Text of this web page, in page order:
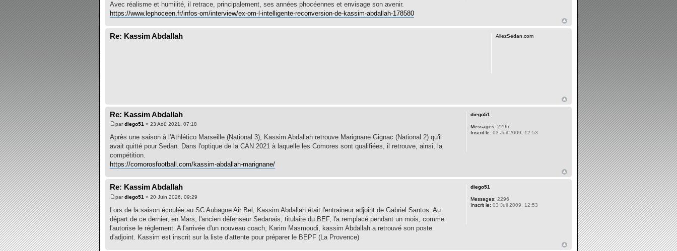
Avec réalisme et humilité, il retrace, principalement, ses années phocéennes et envisage son avenir.
https://www.lephoceen.fr/infos-om/interview/ex-om-l-intelligente-reconversion-de-kassim-abdallah-178580
Re: Kassim Abdallah AllezSedan.com
Re: Kassim Abdallah
pardiego51 » 23 Aoû 2021, 07:18
Après une saison à l'Athlético Marseille (National 3), Kassim Abdallah retrouve Marignane Gignac (National 2) qu'il
avait quitté pour Sedan. Dans l'optique de la CAN 2021 à laquelle les Comores sont qualifiées, il retrouve, ainsi, la
compétition.
https://comorosfootball.com/kassim-abdallah-marignane/
diego51
Messages: 2296
Inscrit le: 03 Juil 2009, 12:53
Re: Kassim Abdallah
pardiego51 » 20 Juin 2026, 09:29
Lors de la saison écoulée au SC Aubagne Air Bel, Kassim Abdallah était l'entraineur adjoint de Gabriel Santos. Au
départ de ce dernier, en Mars, l'ancien défenseur Sedanais, titulaire du BEF, l'a remplacé pendant un mois, comme
l'autorise le réglement. A l'arrivée d'un nouveau coach, Karim Masmoudi, kassim Abdallah a retrouvé son poste
d'adjoint. Kassim est inscrit sur la liste d'attente pour préparer le BEPF (La Provence)
diego51
Messages: 2296
Inscrit le: 03 Juil 2009, 12:53